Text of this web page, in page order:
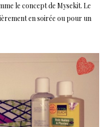
le concept de Mysekit. Le
en soirée ou pour un